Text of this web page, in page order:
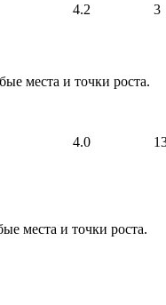
4.2 3
места и точки роста.
4.0
места и точки роста.